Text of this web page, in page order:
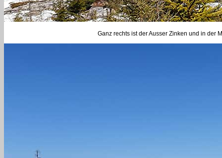
Ganz rechts ist der Ausser Zinken und in der